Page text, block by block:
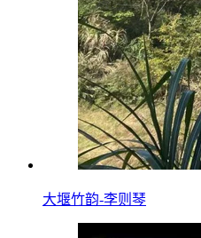
大堰竹韵-​李则琴